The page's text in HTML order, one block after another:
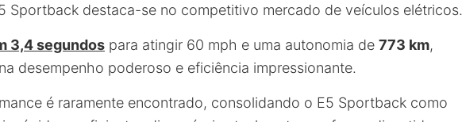
Sportback destaca-se no competitivo mercado de veículos elétricos.
3,4 segundos para atingir 60 mph e uma autonomia de 773 km,
desempenho poderoso e eficiência impressionante.
é raramente encontrado, consolidando o E5 Sportback como